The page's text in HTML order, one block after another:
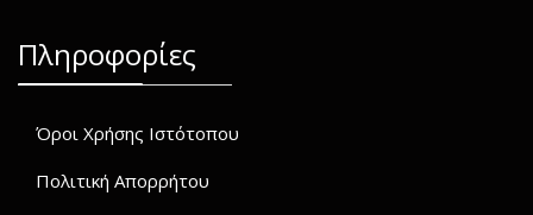
Πληροφορίες
Όροι Χρήσης Ιστότοπου
Πολιτική Απορρήτου